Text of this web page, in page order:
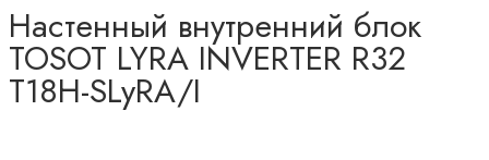
Настенный внутренний блок
TOSOT LYRA INVERTER R32
T18H-SLyRA/I